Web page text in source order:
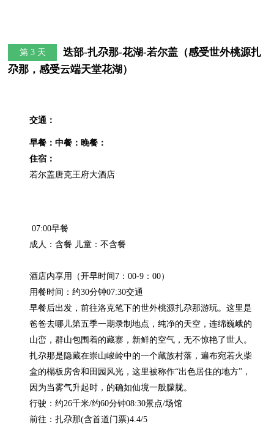
第 3 天
迭部-扎尕那-花湖-若尔盖（感受世外桃源扎
尕那，感受云端天堂花湖）
交通：
早餐：中餐：晚餐：
住宿：
07:00早餐
成人：含餐 儿童：不含餐
酒店内享用（开早时间7：00-9：00）
用餐时间：约30分钟07:30交通
早餐后出发，前往洛克笔下的世外桃源扎尕那游玩。这里是
爸爸去哪儿第五季一期录制地点，纯净的天空，连绵巍峨的
山峦，群山包围着的藏寨，新鲜的空气，无不惊艳了世人。
扎尕那是隐藏在崇山峻岭中的一个藏族村落，遍布宛若火柴
盒的榻板房舍和田园风光，这里被称作“出色居住的地方”，
因为当雾气升起时，的确如仙境一般朦胧。
行驶：约26千米/约60分钟08:30景点/场馆
前往：扎尕那(含首道门票)4.4/5